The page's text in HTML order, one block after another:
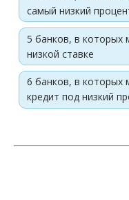
самый низкий
5 банков, в которых
низкой ставке
6 банков, в которых
кредит под низкий